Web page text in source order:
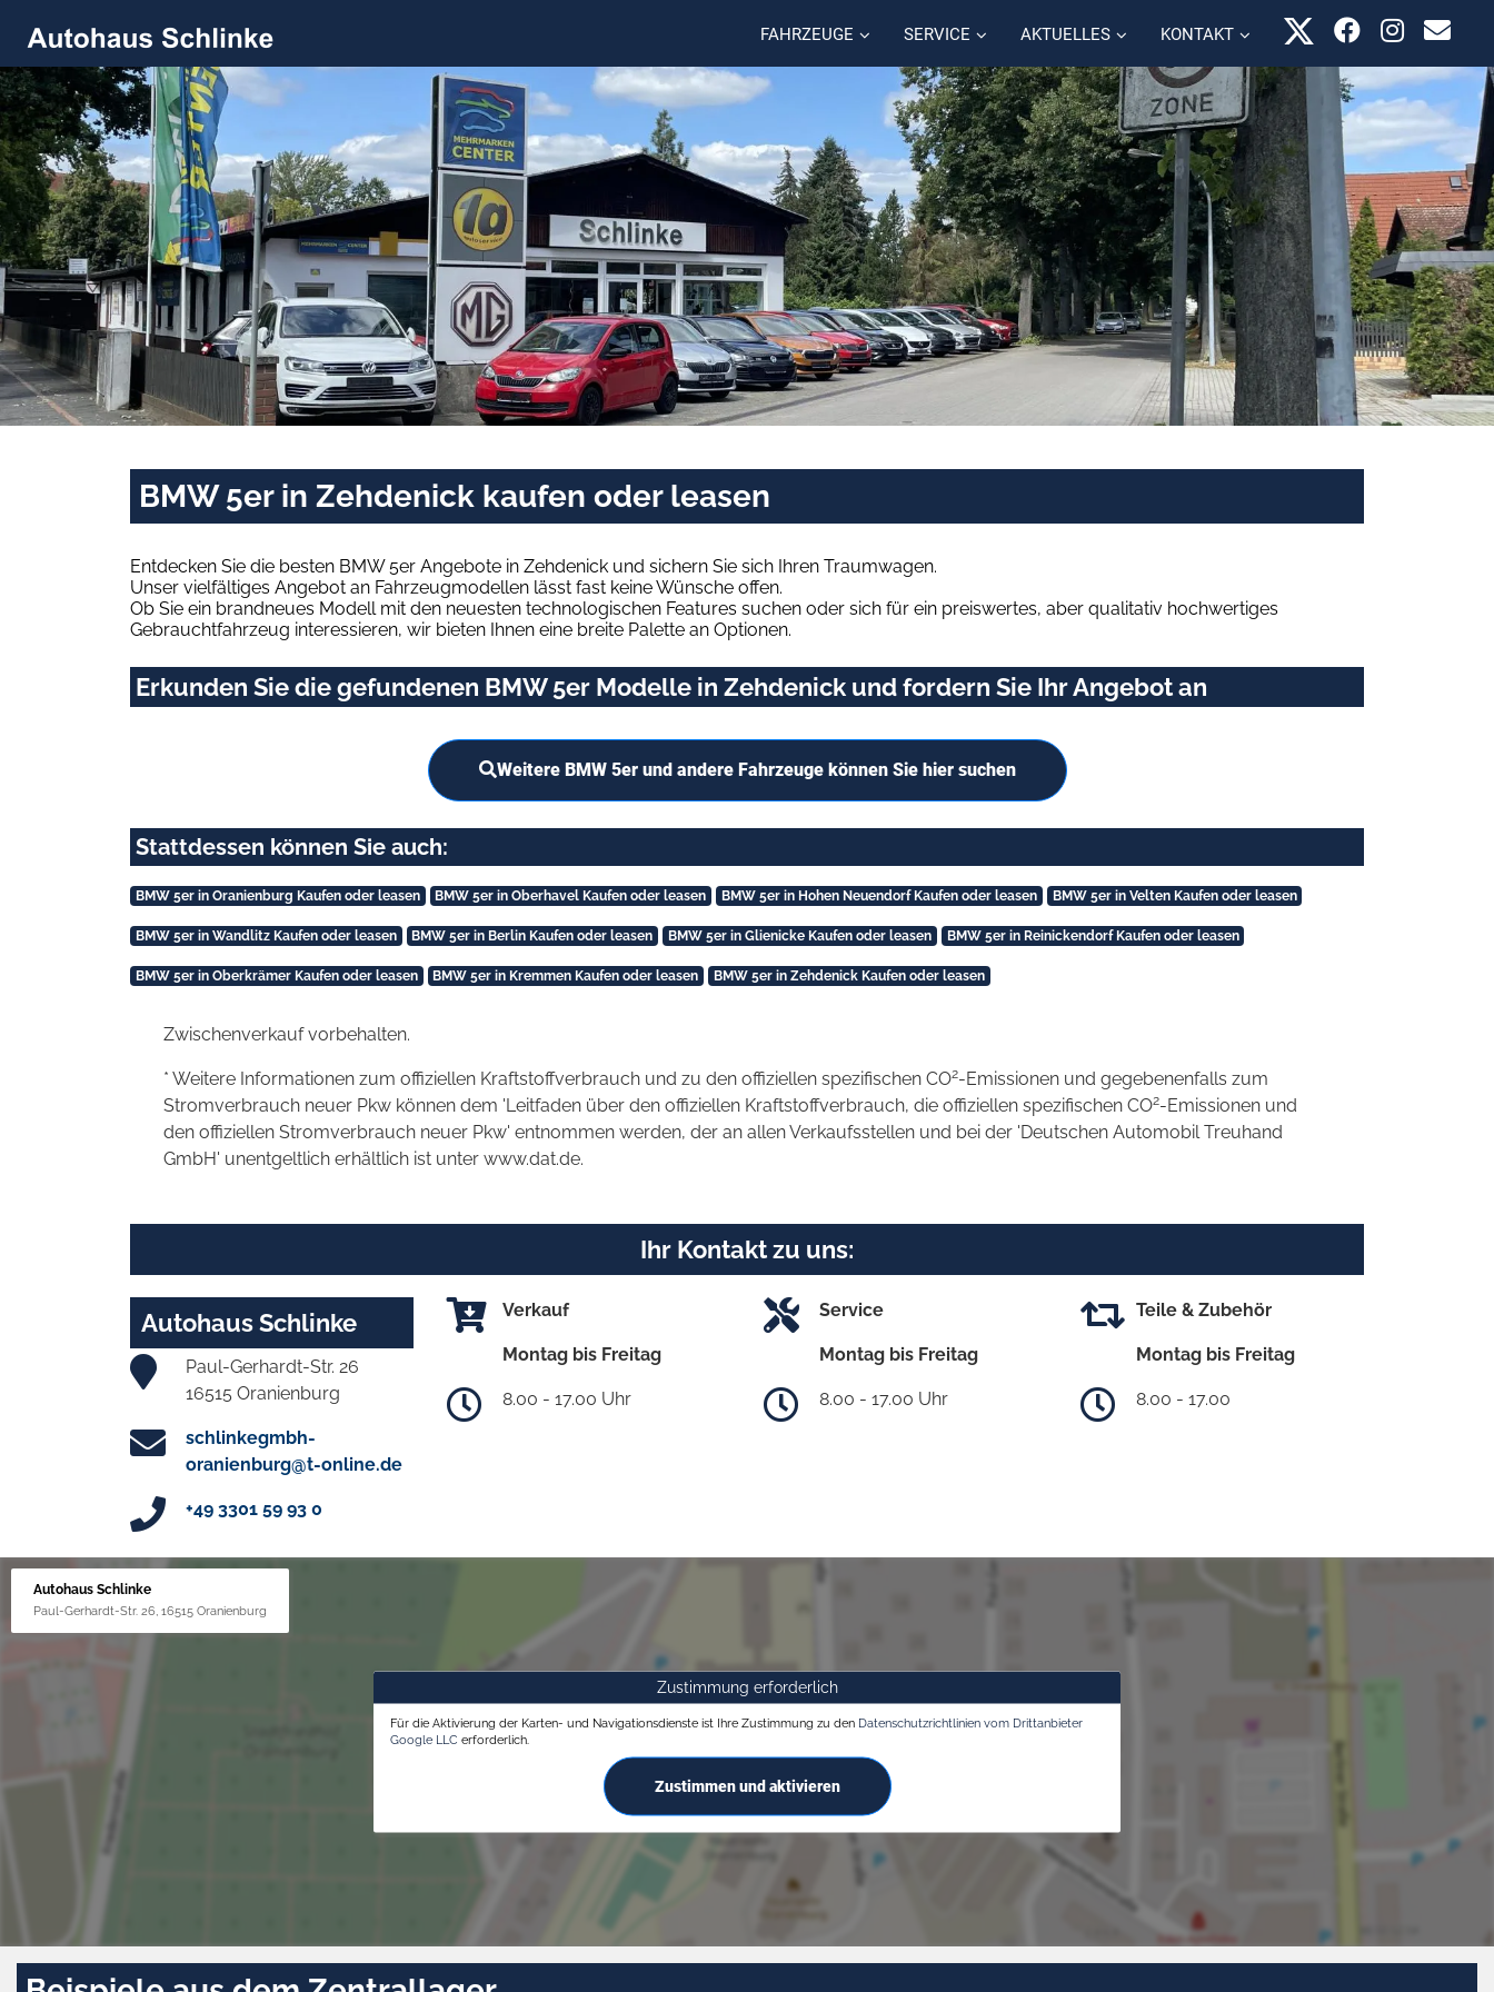
FAHRZEUGE SERVICE AKTUELLES KONTAKT
BMW 5er in Zehdenick kaufen oder leasen
Entdecken Sie die besten BMW 5er Angebote in Zehdenick und sichern Sie sich Ihren Traumwagen.
Unser vielfältiges Angebot an Fahrzeugmodellen lässt fast keine Wünsche offen.
Ob Sie ein brandneues Modell mit den neuesten technologischen Features suchen oder sich für ein preiswertes, aber qualitativ hochwertiges
Gebrauchtfahrzeug interessieren, wir bieten Ihnen eine breite Palette an Optionen.
Erkunden Sie die gefundenen BMW 5er Modelle in Zehdenick und fordern Sie Ihr Angebot an
Weitere BMW 5er und andere Fahrzeuge können Sie hier suchen
Stattdessen können Sie auch:
BMW 5er in Oranienburg Kaufen oder leasen BMW 5er in Oberhavel Kaufen oder leasen BMW 5er in Hohen Neuendorf Kaufen oder leasen BMW 5er in Velten Kaufen oder leasen
BMW 5er in Wandlitz Kaufen oder leasen BMW 5er in Berlin Kaufen oder leasen BMW 5er in Glienicke Kaufen oder leasen BMW 5er in Reinickendorf Kaufen oder leasen
BMW 5er in Oberkrämer Kaufen oder leasen BMW 5er in Kremmen Kaufen oder leasen BMW 5er in Zehdenick Kaufen oder leasen
Zwischenverkauf vorbehalten.
* Weitere Informationen zum offiziellen Kraftstoffverbrauch und zu den offiziellen spezifischen CO2-Emissionen und gegebenenfalls zum
Stromverbrauch neuer Pkw können dem 'Leitfaden über den offiziellen Kraftstoffverbrauch, die offiziellen spezifischen CO2-Emissionen und
den offiziellen Stromverbrauch neuer Pkw' entnommen werden, der an allen Verkaufsstellen und bei der 'Deutschen Automobil Treuhand
GmbH' unentgeltlich erhältlich ist unter www.dat.de.
Ihr Kontakt zu uns:
Autohaus Schlinke
Paul-Gerhardt-Str. 26
16515 Oranienburg
schlinkegmbh-
oranienburg@t-online.de
+49 3301 59 93 0
Verkauf
Montag bis Freitag
8.00 - 17.00 Uhr
Service
Montag bis Freitag
8.00 - 17.00 Uhr
Teile & Zubehör
Montag bis Freitag
8.00 - 17.00
Autohaus Schlinke
Paul-Gerhardt-Str. 26, 16515 Oranienburg
Zustimmung erforderlich
Für die Aktivierung der Karten- und Navigationsdienste ist Ihre Zustimmung zu den Datenschutzrichtlinien vom Drittanbieter
Google LLC erforderlich.
Zustimmen und aktivieren